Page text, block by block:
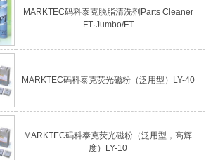
MARKTEC码科泰克脱脂清洗剂Parts Cleaner
FT·Jumbo/FT
MARKTEC码科泰克荧光磁粉（泛用型）LY-40
MARKTEC码科泰克荧光磁粉（泛用型，高辉
度）LY-10